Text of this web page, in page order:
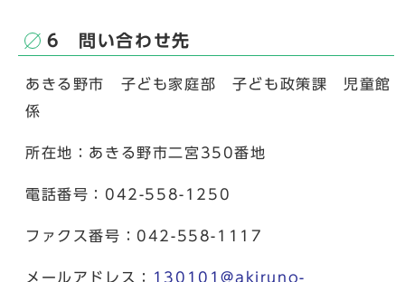
6 問い合わせ先
あきる野市 子ども家庭部 子ども政策課 児童館
係
所在地：あきる野市二宮350番地
電話番号：042-558-1250
ファクス番号：042-558-1117
メールアドレス： 130101@akiruno-